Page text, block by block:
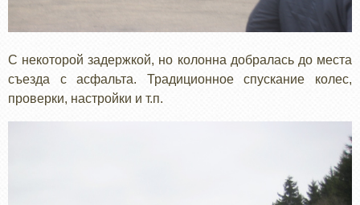
С некоторой задержкой, но колонна добралась до места
съезда с асфальта. Традиционное спускание колес,
проверки, настройки и т.п.